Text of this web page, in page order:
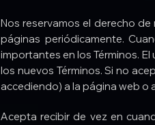
Nos reservamos el derecho
páginas periódicamente.
importantes en los Términos.
los nuevos Términos. Si no
accediendo) a la página web o
Acepta recibir de vez en